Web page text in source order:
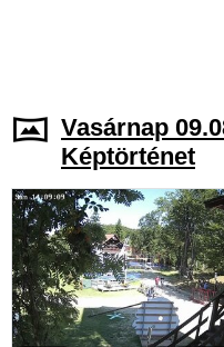
Vasárnap
Képtörténet